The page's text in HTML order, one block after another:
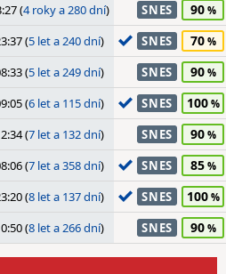
(4 roky a 280 dní) SNES 90
(5 let a 240 dní) SNES 70
(5 let a 249 dní) SNES 90
(6 let a 115 dní) SNES 100
(7 let a 132 dní) SNES 90
(7 let a 358 dní) SNES 85
(8 let a 137 dní) SNES 100
(8 let a 266 dní) SNES 90